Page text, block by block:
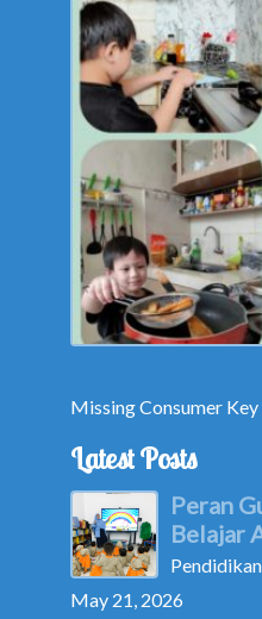
Missing Consumer
Latest Posts
Peran
Belajar
Pendidikan
May 21, 2026